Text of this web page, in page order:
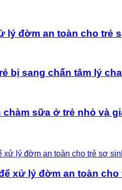
lý đờm an toàn cho trẻ
bị sang chấn tâm lý
sữa ở trẻ nhỏ và
xử lý đờm an toàn